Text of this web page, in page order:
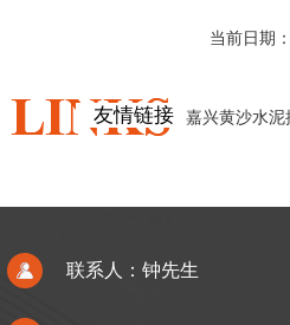
当前日期
友情链接 嘉兴黄沙水泥
联系人：钟先生